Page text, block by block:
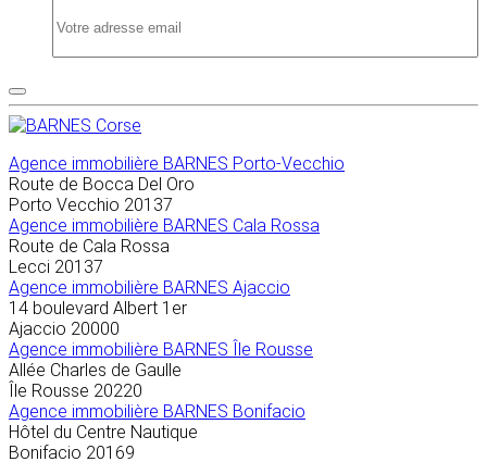
Agence immobilière BARNES Porto-Vecchio
Route de Bocca Del Oro
Porto Vecchio 20137
Agence immobilière BARNES Cala Rossa
Route de Cala Rossa
Lecci 20137
Agence immobilière BARNES Ajaccio
14 boulevard Albert 1er
Ajaccio 20000
Agence immobilière BARNES Île Rousse
Allée Charles de Gaulle
Île Rousse 20220
Agence immobilière BARNES Bonifacio
Hôtel du Centre Nautique
Bonifacio 20169